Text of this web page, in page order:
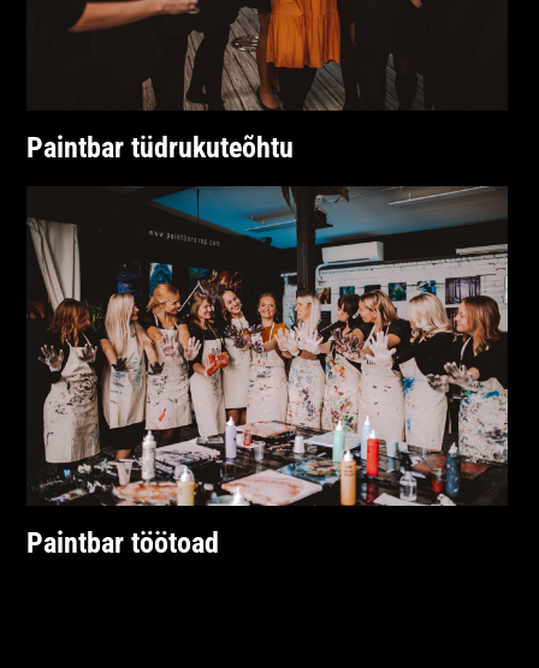
Paintbar tüdrukuteõhtu
Paintbar töötoad